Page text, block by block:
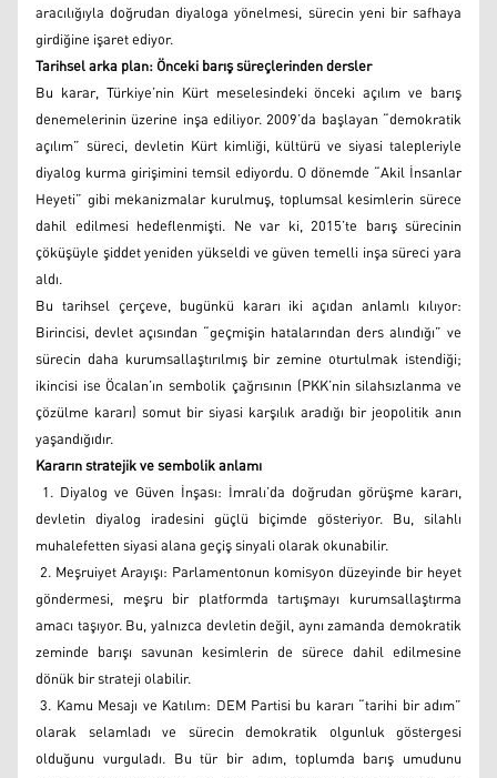
aracılığıyla doğrudan diyaloga yönelmesi, sürecin yeni bir safhaya
girdiğine işaret ediyor.
Tarihsel arka plan: Önceki barış süreçlerinden dersler
Bu karar, Türkiye’nin Kürt meselesindeki önceki açılım ve barış
denemelerinin üzerine inşa ediliyor. 2009’da başlayan “demokratik
açılım” süreci, devletin Kürt kimliği, kültürü ve siyasi talepleriyle
diyalog kurma girişimini temsil ediyordu. O dönemde “Akil İnsanlar
Heyeti” gibi mekanizmalar kurulmuş, toplumsal kesimlerin sürece
dahil edilmesi hedeflenmişti. Ne var ki, 2015’te barış sürecinin
çöküşüyle şiddet yeniden yükseldi ve güven temelli inşa süreci yara
aldı.
Bu tarihsel çerçeve, bugünkü kararı iki açıdan anlamlı kılıyor:
Birincisi, devlet açısından “geçmişin hatalarından ders alındığı” ve
sürecin daha kurumsallaştırılmış bir zemine oturtulmak istendiği;
ikincisi ise Öcalan’ın sembolik çağrısının (PKK’nin silahsızlanma ve
çözülme kararı) somut bir siyasi karşılık aradığı bir jeopolitik anın
yaşandığıdır.
Kararın stratejik ve sembolik anlamı
1. Diyalog ve Güven İnşası: İmralı’da doğrudan görüşme kararı,
devletin diyalog iradesini güçlü biçimde gösteriyor. Bu, silahlı
muhalefetten siyasi alana geçiş sinyali olarak okunabilir.
2. Meşruiyet Arayışı: Parlamentonun komisyon düzeyinde bir heyet
göndermesi, meşru bir platformda tartışmayı kurumsallaştırma
amacı taşıyor. Bu, yalnızca devletin değil, aynı zamanda demokratik
zeminde barışı savunan kesimlerin de sürece dahil edilmesine
dönük bir strateji olabilir.
3. Kamu Mesajı ve Katılım: DEM Partisi bu kararı “tarihi bir adım”
olarak selamladı ve sürecin demokratik olgunluk göstergesi
olduğunu vurguladı. Bu tür bir adım, toplumda barış umudunu